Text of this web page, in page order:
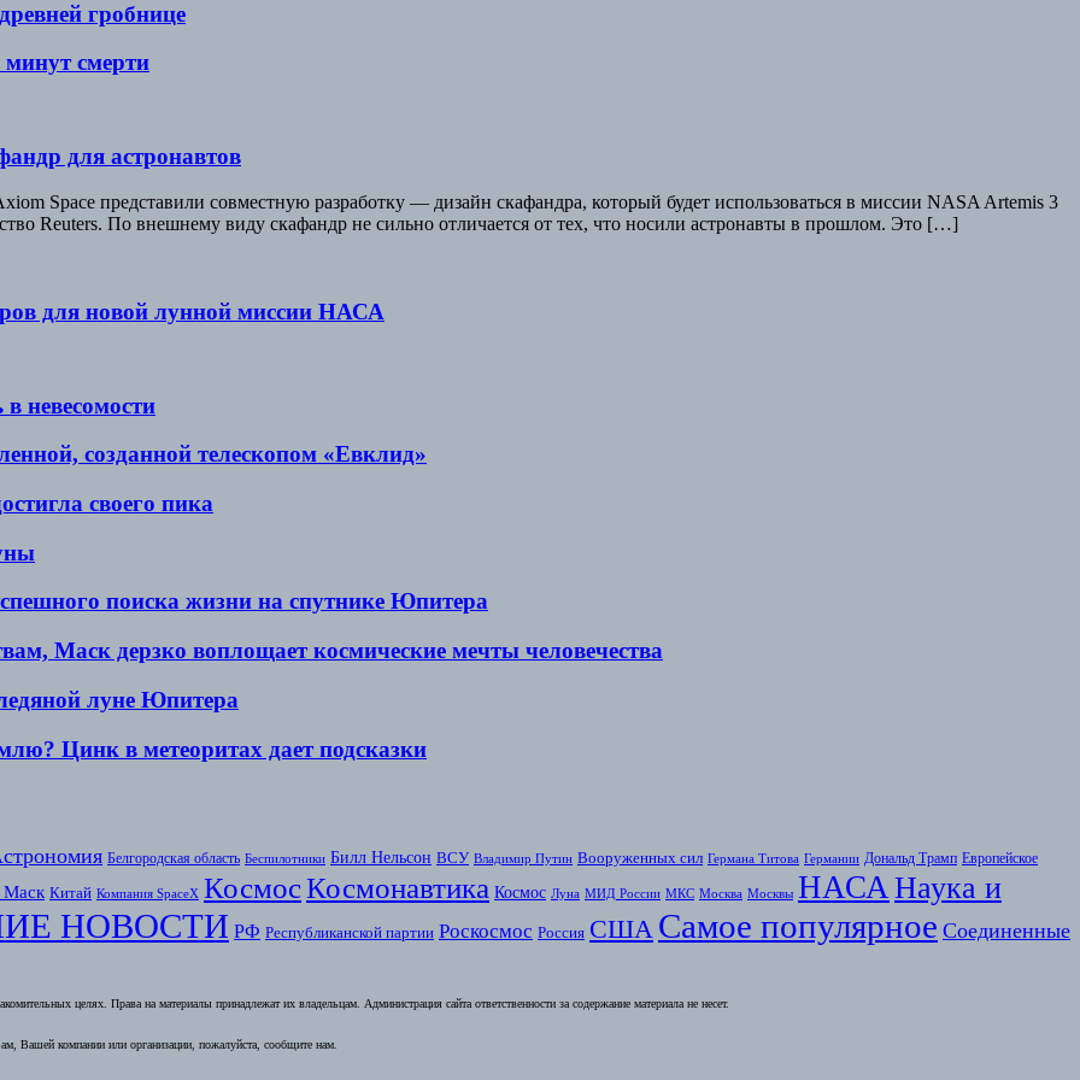
гробнице
смерти
для астронавтов
Space представили совместную разработку — дизайн скафандра, который будет использоваться в миссии NASA Artemis 3
Reuters. По внешнему виду скафандр не сильно отличается от тех, что носили астронавты в прошлом. Это […]
для новой лунной миссии НАСА
невесомости
созданной телескопом «Евклид»
своего пика
поиска жизни на спутнике Юпитера
Маск дерзко воплощает космические мечты человечества
луне Юпитера
Цинк в метеоритах дает подсказки
Белгородская область Беспилотники Билл Нельсон ВСУ Владимир Путин Вооруженных сил Германа Титова Германии Дональд Трамп Европейское
Маск Китай Компания SpaceX КосмоcКосмонавтика Космос Луна МИД России МКС Москва Москвы НАСАНаука и
НОВОСТИ РФ Республиканской партии Роскосмос Россия США Самое популярное Соединенные
целях. Права на материалы принадлежат их владельцам. Администрация сайта ответственности за содержание материала не несет.
Вашей компании или организации, пожалуйста, сообщите нам.